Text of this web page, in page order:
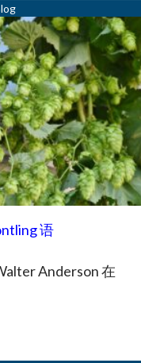
语
Anderson 在
Page